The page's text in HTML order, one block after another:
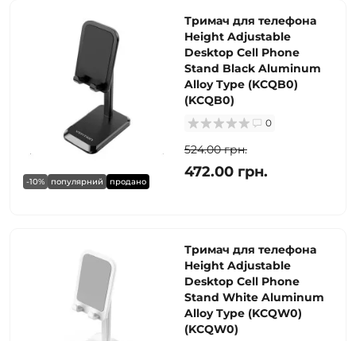
-10% популярний продано
Тримач для телефона
Height Adjustable
Desktop Cell Phone
Stand Black Aluminum
Alloy Type (KCQB0)
(KCQB0)
0
524.00 грн.
472.00 грн.
Тримач для телефона
Height Adjustable
Desktop Cell Phone
Stand White Aluminum
Alloy Type (KCQW0)
(KCQW0)